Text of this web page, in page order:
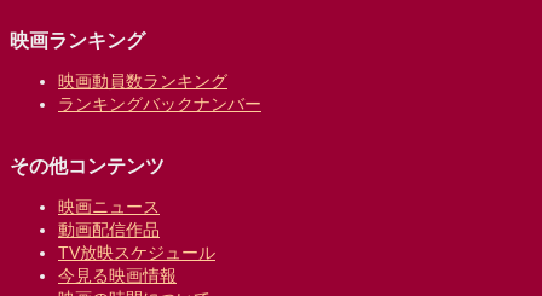
映画ランキング
映画動員数ランキング
ランキングバックナンバー
その他コンテンツ
映画ニュース
動画配信作品
TV放映スケジュール
今見る映画情報